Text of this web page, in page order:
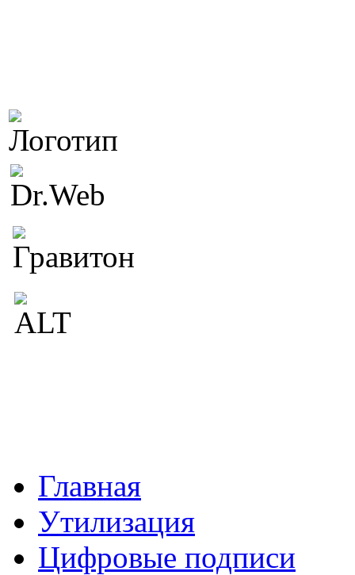
Главная
Утилизация
Цифровые подписи